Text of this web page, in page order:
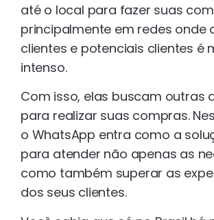
até o local para fazer suas
principalmente em redes onde
clientes e potenciais clientes é
intenso.
Com isso, elas buscam outras
para realizar suas compras.
o WhatsApp entra como a
para atender não apenas as
como também superar as
dos seus clientes.